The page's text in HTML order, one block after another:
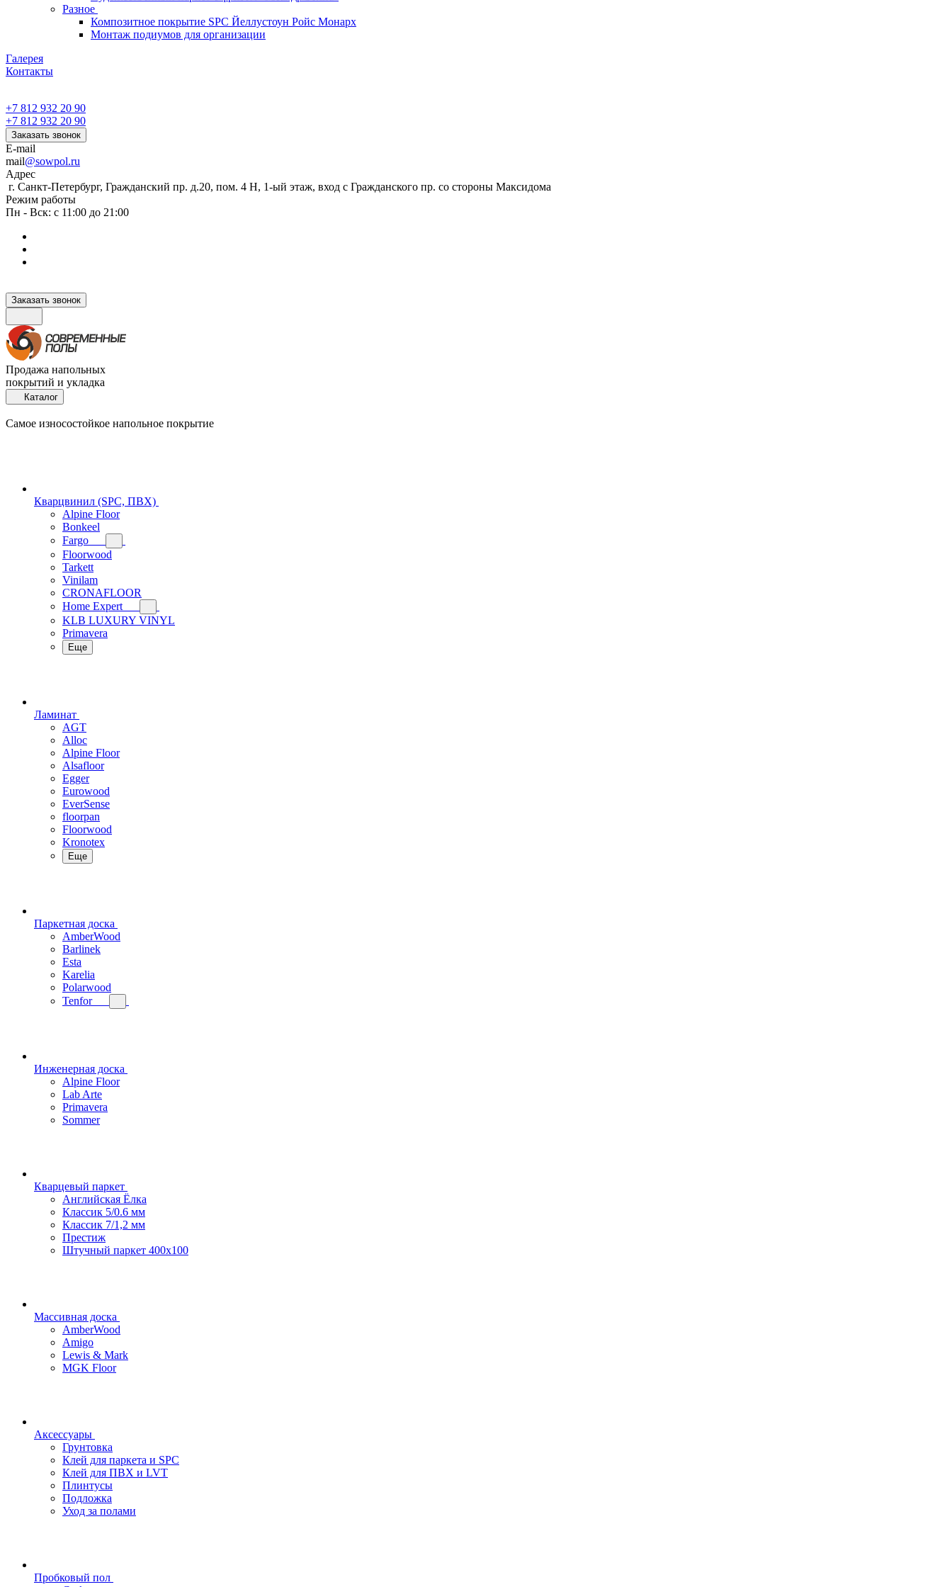
Разное
Композитное покрытие SPC Йеллустоун Ройс Монарх
Монтаж подиумов для организации
Галерея
Контакты
+7 812 932 20 90
+7 812 932 20 90
Заказать звонок
E-mail
mail@sowpol.ru
Адрес
г. Санкт-Петербург, Гражданский пр. д.20, пом. 4 Н, 1-ый этаж, вход с Гражданского пр. со стороны Максидома
Режим работы
Пн - Вск: с 11:00 до 21:00
Заказать звонок
Продажа напольных
покрытий и укладка
Каталог
Самое износостойкое напольное покрытие
Кварцвинил (SPC, ПВХ)
Alpine Floor
Bonkeel
Fargo
Floorwood
Tarkett
Vinilam
CRONAFLOOR
Home Expert
KLB LUXURY VINYL
Primavera
Еще
Ламинат
AGT
Alloc
Alpine Floor
Alsafloor
Egger
Eurowood
EverSense
floorpan
Floorwood
Kronotex
Еще
Паркетная доска
AmberWood
Barlinek
Esta
Karelia
Polarwood
Tenfor
Инженерная доска
Alpine Floor
Lab Arte
Primavera
Sommer
Кварцевый паркет
Английская Ёлка
Классик 5/0.6 мм
Классик 7/1,2 мм
Престиж
Штучный паркет 400x100
Массивная доска
AmberWood
Amigo
Lewis & Mark
MGK Floor
Аксессуары
Грунтовка
Клей для паркета и SPC
Клей для ПВХ и LVT
Плинтусы
Подложка
Уход за полами
Пробковый пол